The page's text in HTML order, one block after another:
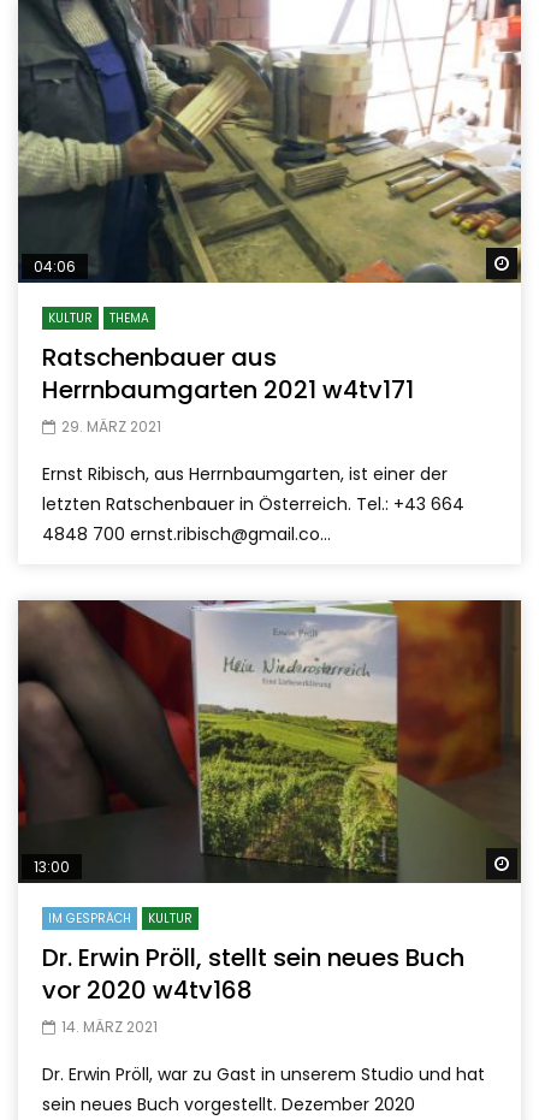
04:06
KULTUR THEMA
Ratschenbauer aus
Herrnbaumgarten 2021 w4tv171
29. MÄRZ 2021
Ernst Ribisch, aus Herrnbaumgarten, ist einer der
letzten Ratschenbauer in Österreich. Tel.: +43 664
4848 700 ernst.ribisch@gmail.co...
13:00
IM GESPRÄCH KULTUR
Dr. Erwin Pröll, stellt sein neues Buch
vor 2020 w4tv168
14. MÄRZ 2021
Dr. Erwin Pröll, war zu Gast in unserem Studio und hat
sein neues Buch vorgestellt. Dezember 2020